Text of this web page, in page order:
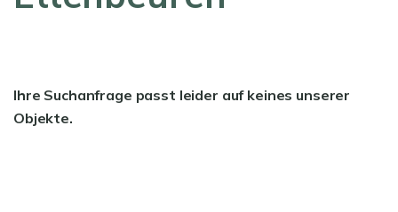
Ihre Suchanfrage passt leider auf keines unserer
Objekte.